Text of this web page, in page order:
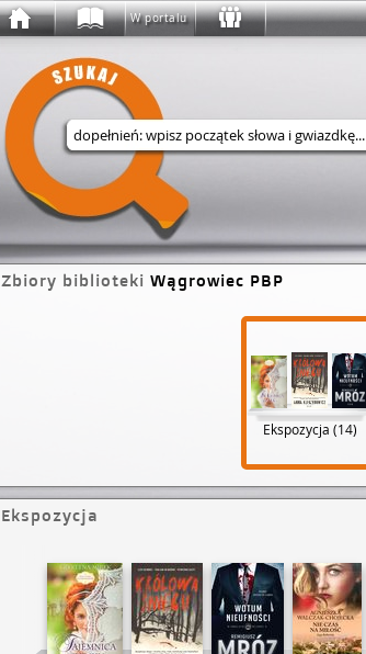
W portalu
Wyszukaj w serwisie
Zbiory biblioteki Wągrowiec PBP
Ekspozycja (14)
Ekspozycja